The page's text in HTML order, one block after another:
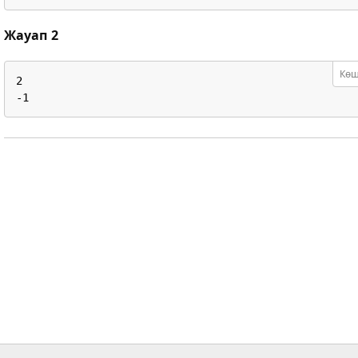
Жауап 2
2
-1